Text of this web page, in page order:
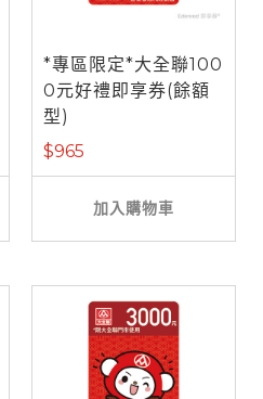
*專區限定*大全聯100
0元好禮即享券(餘額
型)
$965
加入購物車